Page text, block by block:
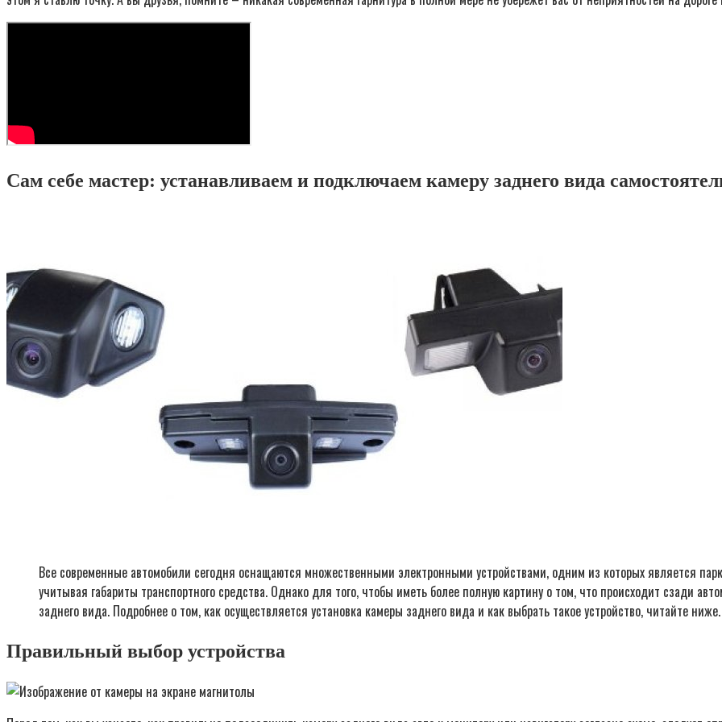
Сам себе мастер: устанавливаем и подключаем камеру заднего вида
Все современные автомобили сегодня оснащаются множественными электронными устройствами, одним из которых является
учитывая габариты транспортного средства. Однако для того, чтобы иметь более полную картину о том, что происходит сзади
заднего вида. Подробнее о том, как осуществляется установка камеры заднего вида и как выбрать такое устройство, читайте ниже.
Правильный выбор устройства